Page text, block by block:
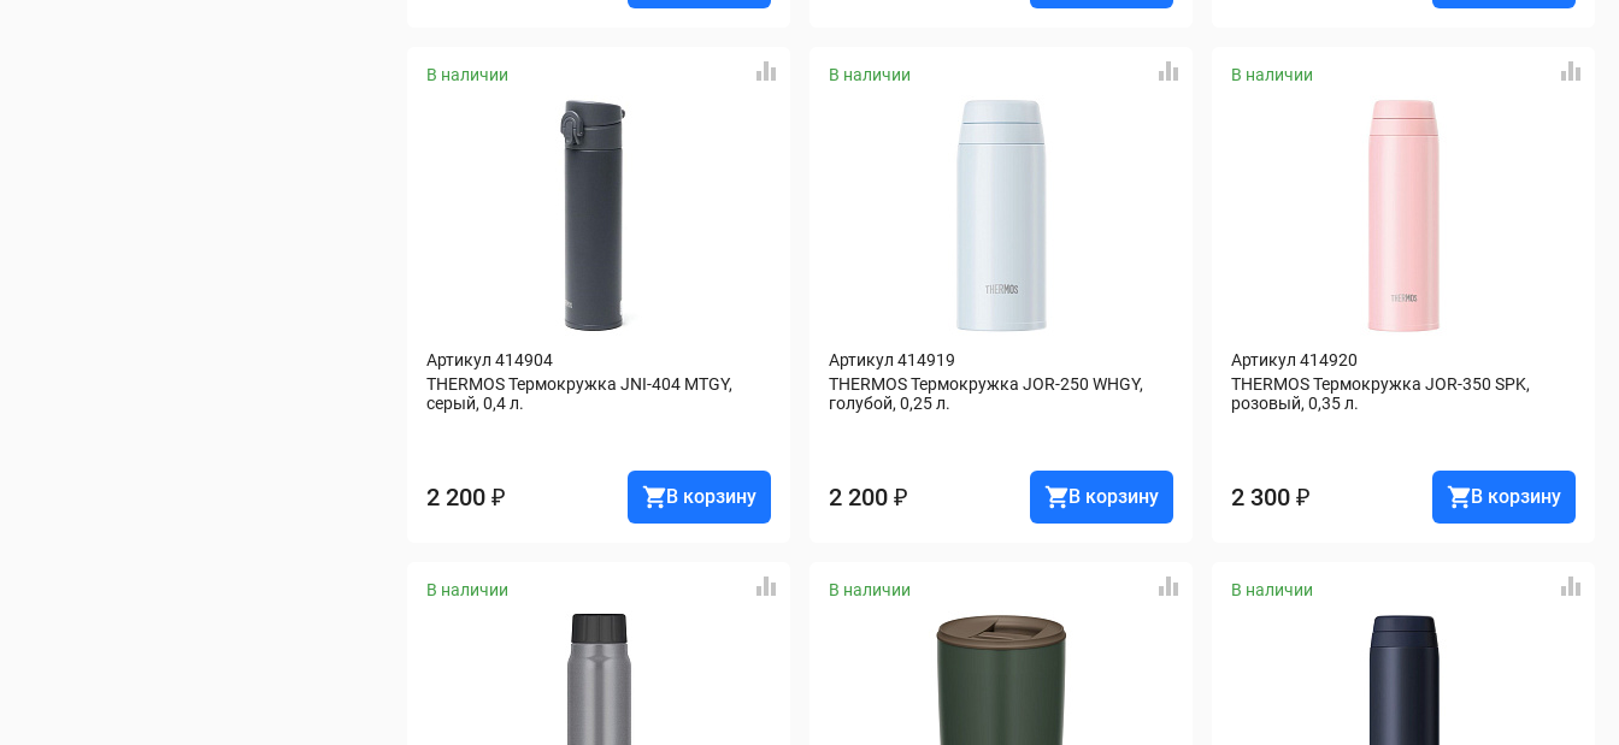
В наличии
Артикул 414904
THERMOS Термокружка JNI-404 MTGY,
серый, 0,4 л.
2 200 ₽ В корзину
В наличии
Артикул 414919
THERMOS Термокружка JOR-250 WHGY,
голубой, 0,25 л.
2 200 ₽ В корзину
В наличии
Артикул 414920
THERMOS Термокружка JOR-350 SPK,
розовый, 0,35 л.
2 300 ₽ В корзину
В наличии В наличии В наличии